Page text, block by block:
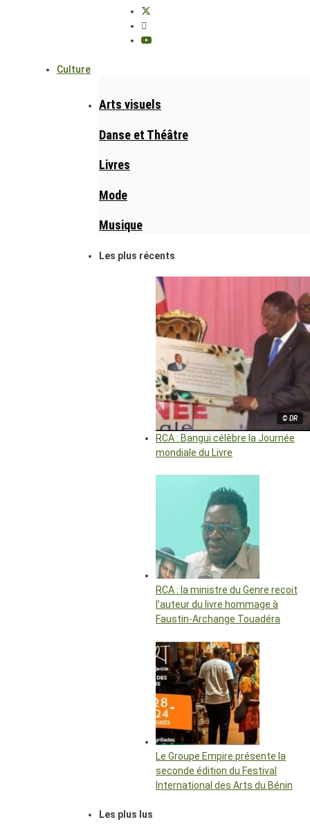
Culture
Arts visuels
Danse et Théâtre
Livres
Mode
Musique
Les plus récents
© DR
RCA : Bangui célèbre la Journée
mondiale du Livre
RCA : la ministre du Genre reçoit
l’auteur du livre hommage à
Faustin-Archange Touadéra
Le Groupe Empire présente la
seconde édition du Festival
International des Arts du Bénin
Les plus lus